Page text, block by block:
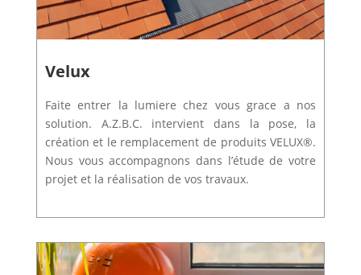
Velux
Faite entrer la lumiere chez vous grace a nos
solution. A.Z.B.C. intervient
dans la pose, la
création et le remplacement de produits VELUX®.
Nous vous accompagnons dans l’étude de votre
projet et la réalisation de vos travaux.